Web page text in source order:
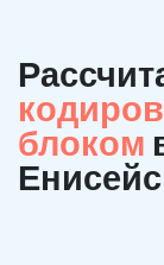
блоком